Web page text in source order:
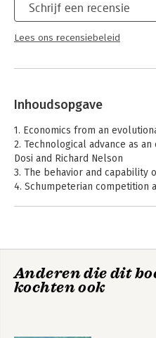
Schrijf een recensie
Lees ons recensiebeleid
Inhoudsopgave
1. Economics from an
2. Technological advance as
Dosi and Richard Nelson
3. The behavior and capability
4. Schumpeterian competition
process Keun Lee and Franco
7. The evolution of
Anderen die dit
kochten ook